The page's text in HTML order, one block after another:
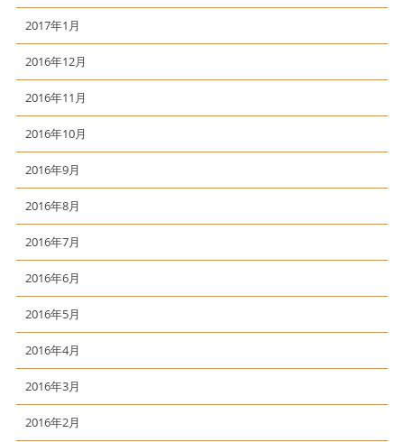
2017年1月
2016年12月
2016年11月
2016年10月
2016年9月
2016年8月
2016年7月
2016年6月
2016年5月
2016年4月
2016年3月
2016年2月